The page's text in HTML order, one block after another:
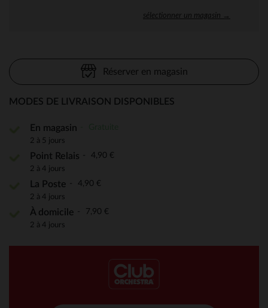
sélectionner un magasin →
Réserver en magasin
MODES DE LIVRAISON DISPONIBLES
En magasin
2 à 5 jours
Point Relais 4,90 €
2 à 4 jours
La Poste 4,90 €
2 à 4 jours
À domicile 7,90 €
2 à 4 jours